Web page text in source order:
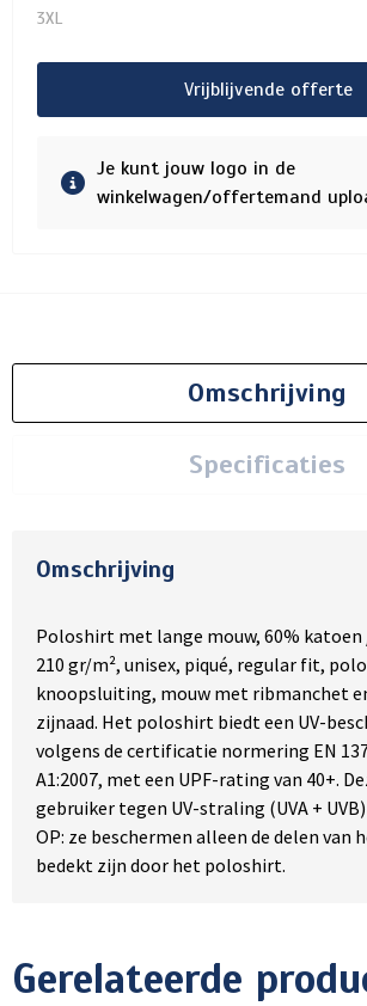
3XL
Vrijblijvende offerte
Je kunt jouw logo in de
winkelwagen/offertemand
Omschrijving
Specificaties
Omschrijving
Poloshirt met lange mouw, 60% katoen
210 gr/m², unisex, piqué, regular fit,
knoopsluiting, mouw met ribmanchet
zijnaad. Het poloshirt biedt een UV-
volgens de certificatie normering EN
A1:2007, met een UPF-rating van 40+.
gebruiker tegen UV-straling (UVA +
OP: ze beschermen alleen de delen van
bedekt zijn door het poloshirt.
Gerelateerde